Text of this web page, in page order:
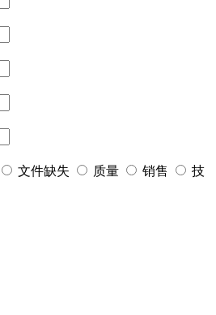
文件缺失 质量 销售
技